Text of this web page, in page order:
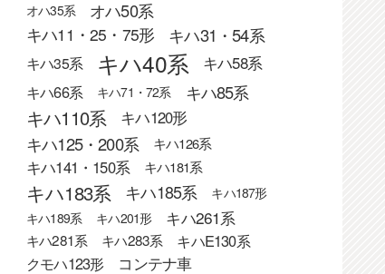
オハ35系
オハ50系
キハ11・25・75形 キハ31・54系
キハ35系 キハ40系
キハ58系
キハ66系
キハ71・72系 キハ85系
キハ110系 キハ120形
キハ125・200系 キハ126系
キハ141・150系 キハ181系
キハ183系 キハ185系
キハ187形
キハ189系
キハ201形 キハ261系
キハ281系 キハ283系
キハE130系
クモハ123形
コンテナ車